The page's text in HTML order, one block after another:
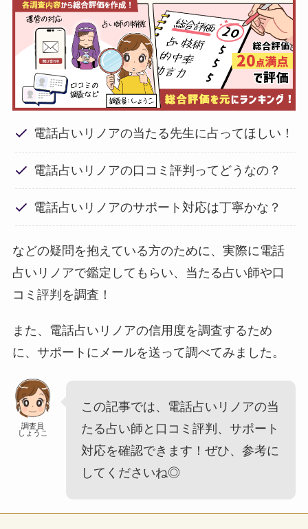
電話占いリノアの当たる先生に占ってほしい！
電話占いリノアの口コミ評判ってどうなの？
電話占いリノアのサポート対応は丁寧かな？
などの疑問を抱えている方のために、実際に電話
占いリノアで鑑定してもらい、当たる占い師や口
コミ評判を調査！
また、電話占いリノアの信用度を調査するため
に、サポートにメールを送って調べてみました。
調査員
しょうこ
この記事では、電話占いリノアの当
たる占い師と口コミ評判、サポート
対応を確認できます！ぜひ、参考に
してくださいね◎